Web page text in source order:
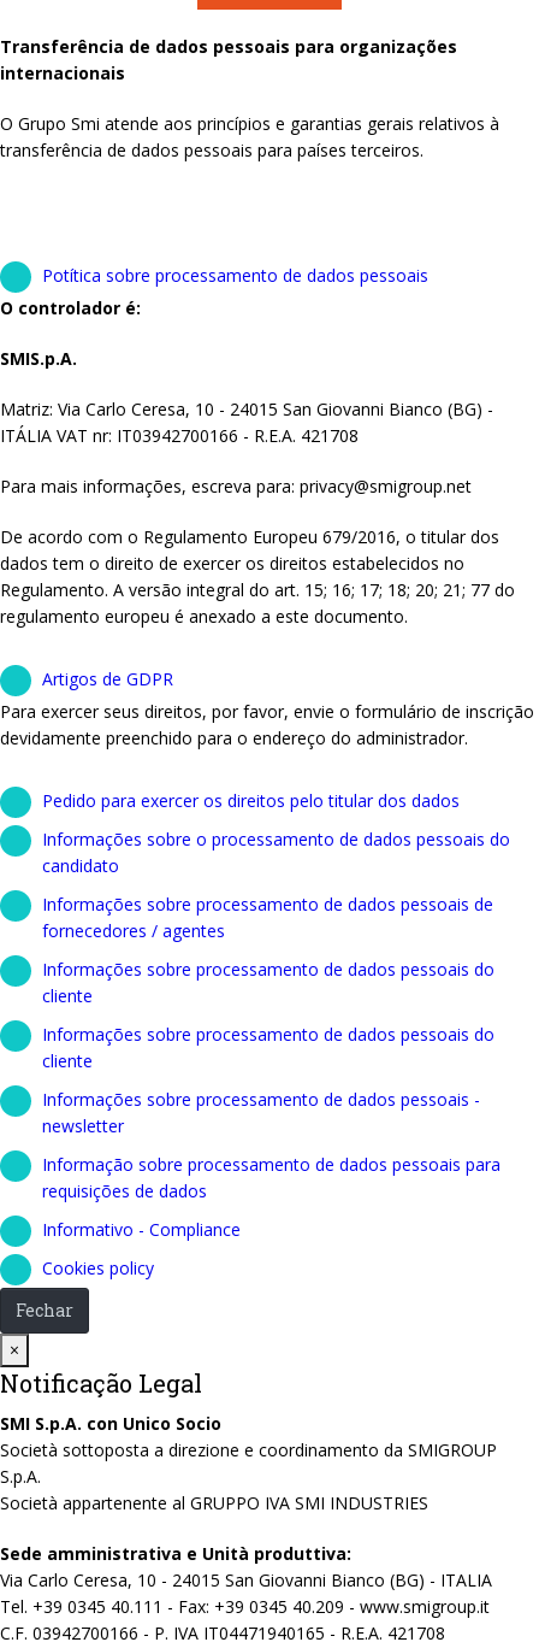
Transferência de dados pessoais para organizações
internacionais
O Grupo Smi atende aos princípios e garantias gerais relativos à
transferência de dados pessoais para países terceiros.
Potítica sobre processamento de dados pessoais
O controlador é:
SMIS.p.A.
Matriz: Via Carlo Ceresa, 10 - 24015 San Giovanni Bianco (BG) -
ITÁLIA VAT nr: IT03942700166 - R.E.A. 421708
Para mais informações, escreva para: privacy@smigroup.net
De acordo com o Regulamento Europeu 679/2016, o titular dos
dados tem o direito de exercer os direitos estabelecidos no
Regulamento. A versão integral do art. 15; 16; 17; 18; 20; 21; 77 do
regulamento europeu é anexado a este documento.
Artigos de GDPR
Para exercer seus direitos, por favor, envie o formulário de inscrição
devidamente preenchido para o endereço do administrador.
Pedido para exercer os direitos pelo titular dos dados
Informações sobre o processamento de dados pessoais do
candidato
Informações sobre processamento de dados pessoais de
fornecedores / agentes
Informações sobre processamento de dados pessoais do
cliente
Informações sobre processamento de dados pessoais do
cliente
Informações sobre processamento de dados pessoais -
newsletter
Informação sobre processamento de dados pessoais para
requisições de dados
Informativo - Compliance
Cookies policy
Fechar
×
Notificação Legal
SMI S.p.A. con Unico Socio
Società sottoposta a direzione e coordinamento da SMIGROUP
S.p.A.
Società appartenente al GRUPPO IVA SMI INDUSTRIES
Sede amministrativa e Unità produttiva:
Via Carlo Ceresa, 10 - 24015 San Giovanni Bianco (BG) - ITALIA
Tel. +39 0345 40.111 - Fax: +39 0345 40.209 - www.smigroup.it
C.F. 03942700166 - P. IVA IT04471940165 - R.E.A. 421708